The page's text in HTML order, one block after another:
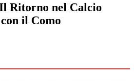
Ritorno nel Calcio
il Como